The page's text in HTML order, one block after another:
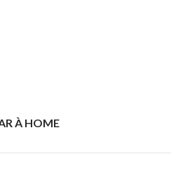
À HOME